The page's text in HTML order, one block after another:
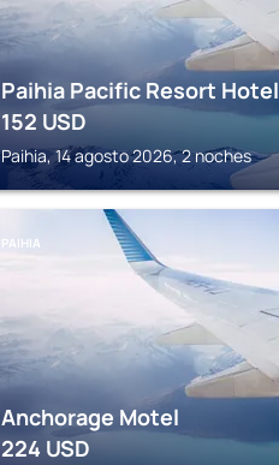
Paihia Pacific Resort Hotel
152 USD
Paihia, 14 agosto 2026, 2 noches
PAIHIA
Anchorage Motel
224 USD